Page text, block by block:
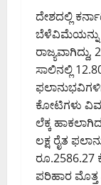
ದೇಶದಲ್ಲಿ
ಬೆಳೆವಿಮೆಯನ್ನು
ರಾಜ್ಯವಾಗಿದ್ದು,
ಸಾಲಿನಲ್ಲಿ
ಕೋಟಿಗಳು
ಲೆಕ್ಕ
ಲಕ್ಷ ರೈತ
ಪರಿಹಾರ